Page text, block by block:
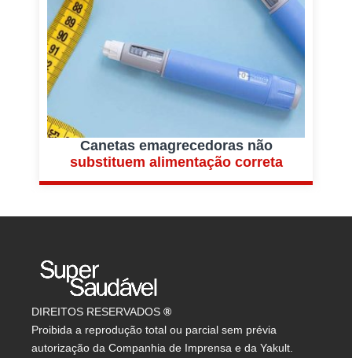
Canetas emagrecedoras não
substituem alimentação correta
DIREITOS RESERVADOS ®
Proibida a reprodução total ou parcial sem prévia
autorização da Companhia de Imprensa e da Yakult.